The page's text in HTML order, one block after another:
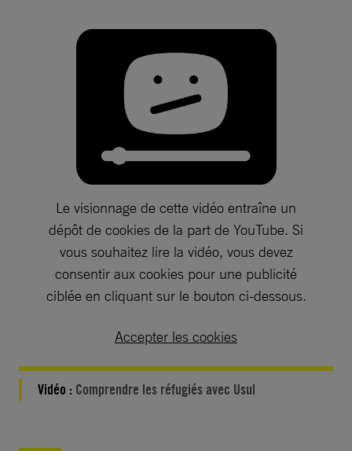
Le visionnage de cette vidéo entraîne un
dépôt de cookies de la part de YouTube. Si
vous souhaitez lire la vidéo, vous devez
consentir aux cookies pour une publicité
ciblée en cliquant sur le bouton ci-dessous.
Accepter les cookies
Vidéo : Comprendre les réfugiés avec Usul